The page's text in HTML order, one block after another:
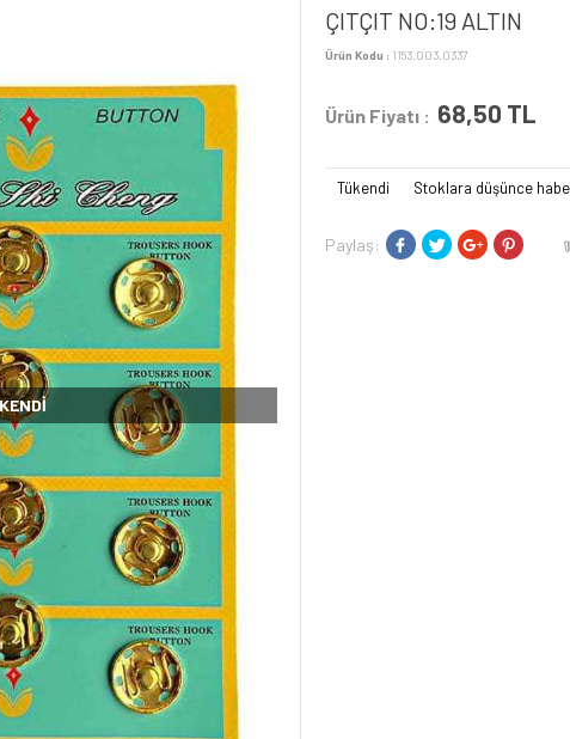
ÇITÇIT NO:19 ALTIN
Ürün Kodu : 1153.003.0337
Ürün Fiyatı : 68,50 TL
Tükendi Stoklara düşünce
Paylaş: